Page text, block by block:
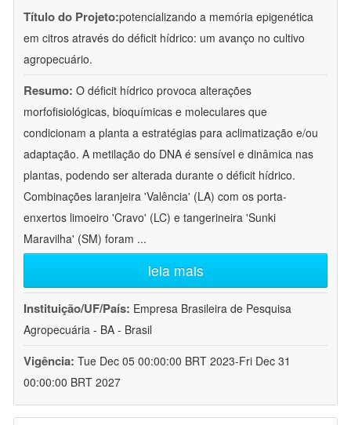
Título do Projeto:potencializando a memória epigenética
em citros através do déficit hídrico: um avanço no cultivo
agropecuário.
Resumo: O déficit hídrico provoca alterações
morfofisiológicas, bioquímicas e moleculares que
condicionam a planta a estratégias para aclimatização e/ou
adaptação. A metilação do DNA é sensível e dinâmica nas
plantas, podendo ser alterada durante o déficit hídrico.
Combinações laranjeira 'Valência' (LA) com os porta-
enxertos limoeiro 'Cravo' (LC) e tangerineira 'Sunki
Maravilha' (SM) foram ...
leia mais
Instituição/UF/País: Empresa Brasileira de Pesquisa
Agropecuária - BA - Brasil
Vigência: Tue Dec 05 00:00:00 BRT 2023-Fri Dec 31
00:00:00 BRT 2027